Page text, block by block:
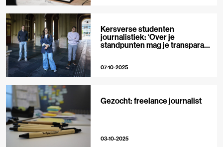
Kersverse studenten
journalistiek: ‘Over je
standpunten mag je transparant
07-10-2025
Gezocht: freelance journalist
03-10-2025